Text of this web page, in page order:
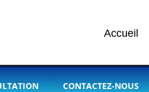
CONTACTEZ-NOUS
Accueil